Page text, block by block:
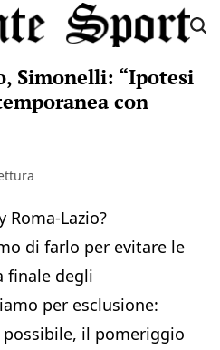
Simonelli: “Ipotesi
con
Roma-Lazio?
di farlo per evitare le
finale degli
per esclusione:
il pomeriggio